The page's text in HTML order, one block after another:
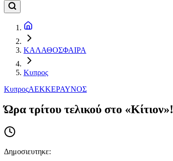
ΚΑΛΑΘΟΣΦΑΙΡΑ
Κυπρος
ΚυπροςΑΕΚΚΕΡΑΥΝΟΣ
Ώρα τρίτου τελικού στο «Κίτιον»!
Δημοσιευτηκε: